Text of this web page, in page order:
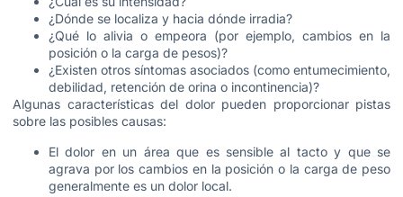
¿Dónde se localiza y hacia dónde irradia?
¿Qué lo alivia o empeora (por ejemplo, cambios en la
posición o la carga de pesos)?
¿Existen otros síntomas asociados (como entumecimiento,
debilidad, retención de orina o incontinencia)?
Algunas características del dolor pueden proporcionar pistas
sobre las posibles causas:
El dolor en un área que es sensible al tacto y que se
agrava por los cambios en la posición o la carga de peso
generalmente es un dolor local.